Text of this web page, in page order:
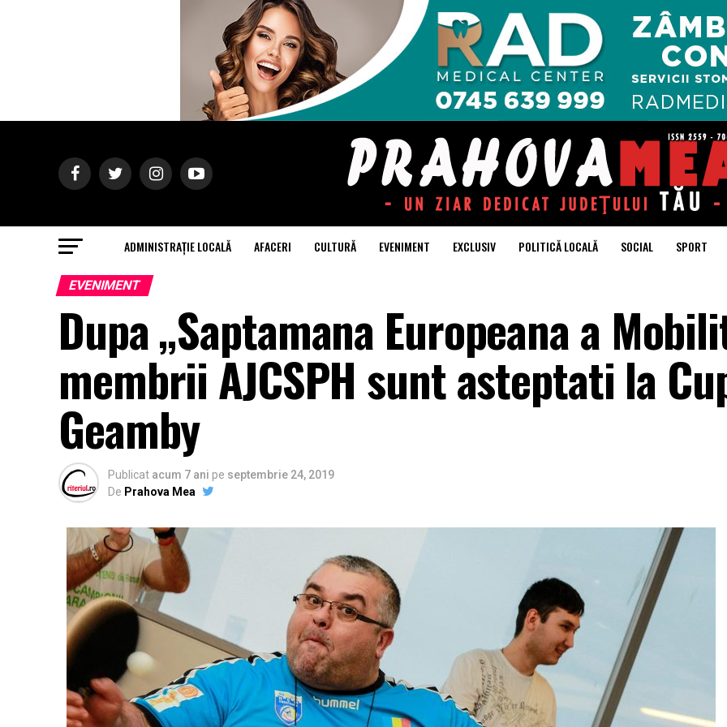
ADMINISTRAȚIE LOCALĂ AFACERI CULTURĂ EVENIMENT EXCLUSIV POLITICĂ LOCALĂ SOCIAL SPORT
EVENIMENT
Dupa „Saptamana Europeana a
membrii AJCSPH sunt asteptati la
Geamby
Publicat acum 7 ani pe septembrie 24, 2019
De Prahova Mea